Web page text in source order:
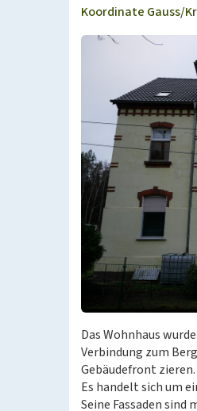
Koordinate Gauss/
Das Wohnhaus
Verbindung zum
Gebäudefront zieren.
Es handelt sich um
Seine Fassaden